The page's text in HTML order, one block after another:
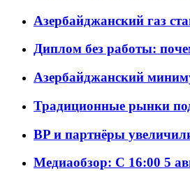
Азербайджанский газ
Диплом без работы:
Азербайджанский
Традиционные рынки
BP и партнёры
Медиаобзор: С 16:00 5